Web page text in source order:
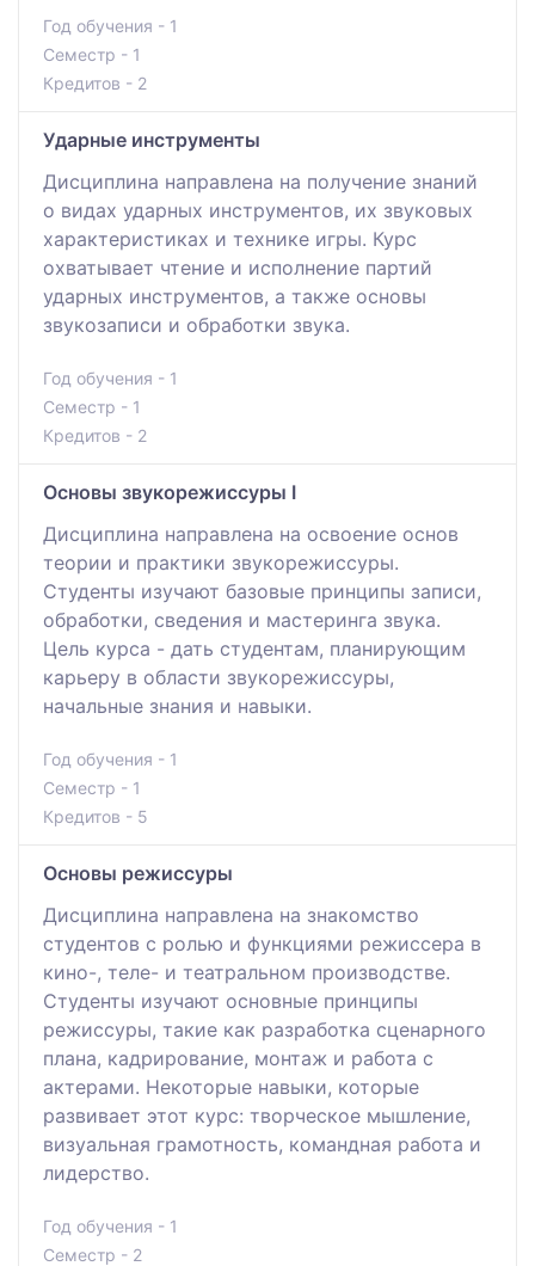
Год обучения - 1
Семестр - 1
Кредитов - 2
Ударные инструменты
Дисциплина направлена на получение знаний
о видах ударных инструментов, их звуковых
характеристиках и технике игры. Курс
охватывает чтение и исполнение партий
ударных инструментов, а также основы
звукозаписи и обработки звука.
Год обучения - 1
Семестр - 1
Кредитов - 2
Основы звукорежиссуры I
Дисциплина направлена на освоение основ
теории и практики звукорежиссуры.
Студенты изучают базовые принципы записи,
обработки, сведения и мастеринга звука.
Цель курса - дать студентам, планирующим
карьеру в области звукорежиссуры,
начальные знания и навыки.
Год обучения - 1
Семестр - 1
Кредитов - 5
Основы режиссуры
Дисциплина направлена на знакомство
студентов с ролью и функциями режиссера в
кино-, теле- и театральном производстве.
Студенты изучают основные принципы
режиссуры, такие как разработка сценарного
плана, кадрирование, монтаж и работа с
актерами. Некоторые навыки, которые
развивает этот курс: творческое мышление,
визуальная грамотность, командная работа и
лидерство.
Год обучения - 1
Семестр - 2